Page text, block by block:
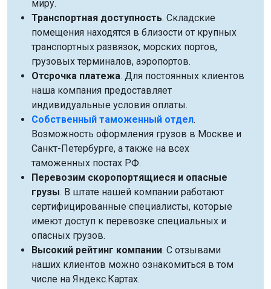
миру.
Транспортная доступность. Складские
помещения находятся в близости от крупных
транспортных развязок, морских портов,
грузовых терминалов, аэропортов.
Отсрочка платежа. Для постоянных клиентов
наша компания предоставляет
индивидуальные условия оплаты.
Собственный таможенный отдел.
Возможность оформления грузов в Москве и
Санкт-Петербурге, а также на всех
таможенных постах РФ.
Перевозим скоропортящиеся и опасные
грузы. В штате нашей компании работают
сертифицированные специалисты, которые
имеют доступ к перевозке специальных и
опасных грузов.
Высокий рейтинг компании. С отзывами
наших клиентов можно ознакомиться в том
числе на Яндекс.Картах.